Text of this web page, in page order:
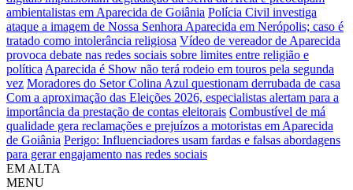
ambientalistas em Aparecida de Goiânia Polícia Civil investiga
ataque a imagem de Nossa Senhora Aparecida em Nerópolis; caso é
tratado como intolerância religiosa Vídeo de vereador de Aparecida
provoca debate nas redes sociais sobre limites entre religião e
política Aparecida é Show não terá rodeio em touros pela segunda
vez Moradores do Setor Colina Azul questionam derrubada de casa
Com a aproximação das Eleições 2026, especialistas alertam para a
importância da prestação de contas eleitorais Combustível de má
qualidade gera reclamações e prejuízos a motoristas em Aparecida
de Goiânia Perigo: Influenciadores usam fardas e falsas abordagens
para gerar engajamento nas redes sociais
EM ALTA
MENU